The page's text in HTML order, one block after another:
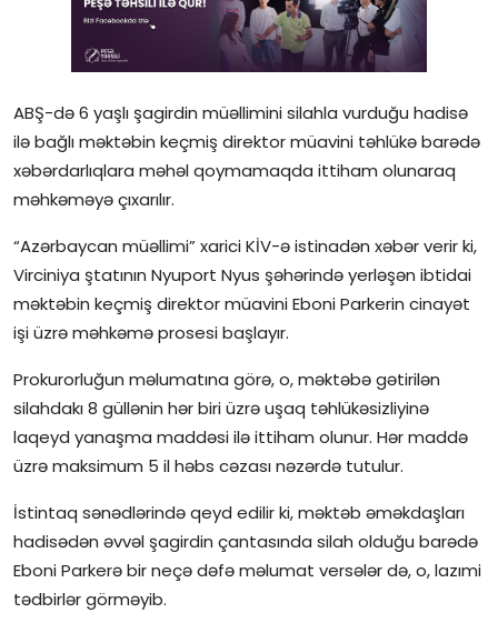
Reportaj
Pedaqogika
Regionlar
Qəzetin PDF arxivi
İctimai şura
Dünya
ABŞ-də 6 yaşlı şagirdin müəllimini silahla vurduğu hadisə
ilə bağlı məktəbin keçmiş direktor müavini təhlükə barədə
xəbərdarlıqlara məhəl qoymamaqda ittiham olunaraq
məhkəməyə çıxarılır.
“Azərbaycan müəllimi” xarici KİV-ə istinadən xəbər verir ki,
Virciniya ştatının Nyuport Nyus şəhərində yerləşən ibtidai
məktəbin keçmiş direktor müavini Eboni Parkerin cinayət
işi üzrə məhkəmə prosesi başlayır.
Prokurorluğun məlumatına görə, o, məktəbə gətirilən
silahdakı 8 güllənin hər biri üzrə uşaq təhlükəsizliyinə
laqeyd yanaşma maddəsi ilə ittiham olunur. Hər maddə
üzrə maksimum 5 il həbs cəzası nəzərdə tutulur.
İstintaq sənədlərində qeyd edilir ki, məktəb əməkdaşları
hadisədən əvvəl şagirdin çantasında silah olduğu barədə
Eboni Parkerə bir neçə dəfə məlumat versələr də, o, lazımi
tədbirlər görməyib.